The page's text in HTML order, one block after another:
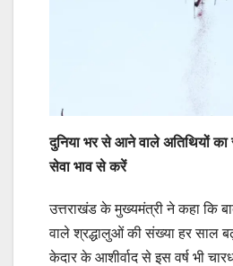
दुनिया भर से आने वाले अतिथियों का
सेवा भाव से करें
उत्तराखंड के मुख्यमंत्री ने कहा कि
वाले श्रद्धालुओं की संख्या हर साल
केदार के आशीर्वाद से इस वर्ष भी